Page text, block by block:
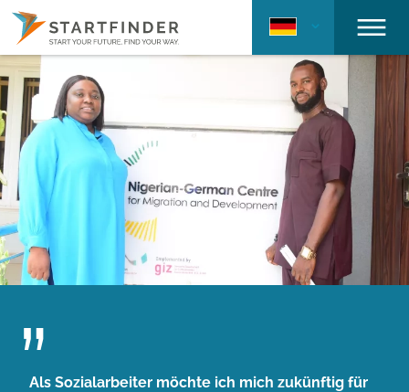
Als Sozialarbeiter möchte ich mich zukünftig für